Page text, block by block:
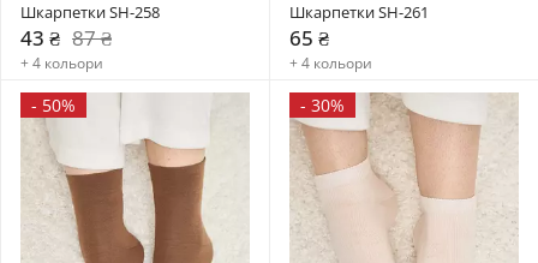
Шкарпетки SH-258
43 ₴ 87 ₴
+ 4 кольори
Шкарпетки SH-261
65 ₴
+ 4 кольори
- 50% - 30%